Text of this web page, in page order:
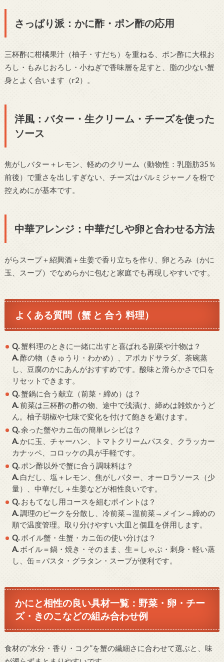
さっぱり派：かに酢・ポン酢の応用
三杯酢に柑橘果汁（柚子・すだち）を重ねる、ポン酢に大根お
ろし・もみじおろし・小ねぎで香味層を足すと、脂の少ない蟹
身とよく合います（r2）。
洋風：バター・生クリーム・チーズを使った
ソース
焦がしバター＋レモン、軽めのクリーム（動物性：乳脂肪35％
前後）で重さを出しすぎない、チーズはパルミジャーノを粉で
控えめにが基本です。
中華アレンジ：中華だしや卵と合わせる方法
がらスープ＋紹興酒＋生姜で香り立ちを作り、卵とろみ（かに
玉、スープ）でなめらかに包むと家庭でも再現しやすいです。
よくある質問（蟹 と 合う 料理）
Q.蟹料理のときに一緒に出すと喜ばれる副菜や汁物は？
A.酢の物（きゅうり・わかめ）、アボカドサラダ、茶碗蒸
し、豆腐のかにあんがおすすめです。酸味と滑らかさで口を
リセットできます。
Q.蟹鍋に合う献立（前菜・締め）は？
A.前菜は三杯酢の酢の物、途中で浅漬け、締めは雑炊かうど
ん。柚子胡椒や七味で変化を付けて飽きを避けます。
Q.余った蟹やカニ缶の簡単レシピは？
A.かに玉、チャーハン、トマトクリームパスタ、クラッカー
カナッペ、コロッケの具が手軽です。
Q.ポン酢以外で蟹に合う調味料は？
A.白だし、塩＋レモン、焦がしバター、オーロラソース（少
量）、中華だし＋生姜などが相性良いです。
Q.おもてなし用コースを組むポイントは？
A.調理のピークを分散し、冷前菜→温前菜→メイン→締めの
順で温度管理。取り分けやすい大皿と個皿を併用します。
Q.ボイル蟹・生蟹・カニ缶の使い分けは？
A.ボイル＝鍋・焼き・そのまま、生＝しゃぶ・刺身・軽い蒸
し、缶＝パスタ・グラタン・スープが便利です。
かにと相性の良い具材一覧：野菜・卵・チー
ズ・きのこなどの組み合わせ例
食材の“水分・香り・コク”を蟹の繊細さに合わせて選ぶと、味